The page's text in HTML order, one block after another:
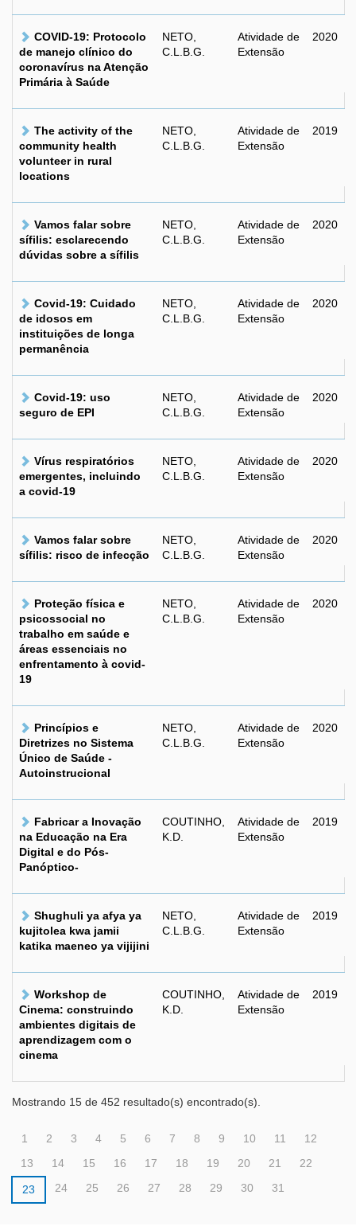
COVID-19: Protocolo
de manejo clínico do
coronavírus na Atenção
Primária à Saúde
NETO,
C.L.B.G.
Atividade de
Extensão
2020
The activity of the
community health
volunteer in rural
locations
NETO,
C.L.B.G.
Atividade de
Extensão
2019
Vamos falar sobre
sífilis: esclarecendo
dúvidas sobre a sífilis
NETO,
C.L.B.G.
Atividade de
Extensão
2020
Covid-19: Cuidado
de idosos em
instituições de longa
permanência
NETO,
C.L.B.G.
Atividade de
Extensão
2020
Covid-19: uso
seguro de EPI
NETO,
C.L.B.G.
Atividade de
Extensão
2020
Vírus respiratórios
emergentes, incluindo
a covid-19
NETO,
C.L.B.G.
Atividade de
Extensão
2020
Vamos falar sobre
sífilis: risco de infecção
NETO,
C.L.B.G.
Atividade de
Extensão
2020
Proteção física e
psicossocial no
trabalho em saúde e
áreas essenciais no
enfrentamento à covid-
19
NETO,
C.L.B.G.
Atividade de
Extensão
2020
Princípios e
Diretrizes no Sistema
Único de Saúde -
Autoinstrucional
NETO,
C.L.B.G.
Atividade de
Extensão
2020
Fabricar a Inovação
na Educação na Era
Digital e do Pós-
Panóptico-
COUTINHO,
K.D.
Atividade de
Extensão
2019
Shughuli ya afya ya
kujitolea kwa jamii
katika maeneo ya vijijini
NETO,
C.L.B.G.
Atividade de
Extensão
2019
Workshop de
Cinema: construindo
ambientes digitais de
aprendizagem com o
cinema
COUTINHO,
K.D.
Atividade de
Extensão
2019
Mostrando 15 de 452 resultado(s) encontrado(s).
1 2 3 4 5 6 7 8 9 10 11
12
13
14 15 16 17 18 19 20 21 22
23 24 25 26 27 28 29 30 31